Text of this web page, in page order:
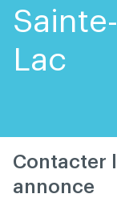
Lac
Contacter
annonce